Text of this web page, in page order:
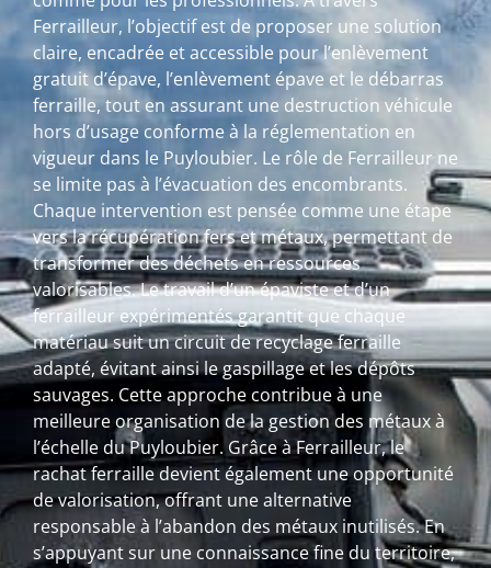
Ferrailleur, l’objectif est de proposer une solution
claire, encadrée et accessible pour l’enlèvement
gratuit d’épave, l’enlèvement épave et le débarras
ferraille, tout en assurant une destruction véhicule
hors d’usage conforme à la réglementation en
vigueur dans le Puyloubier. Le rôle de Ferrailleur ne
se limite pas à l’évacuation des encombrants.
Chaque intervention est pensée comme une étape
vers la récupération fers et métaux, permettant de
transformer des déchets en ressources
valorisables. Le travail d’un épaviste et d’un
ferrailleur expérimentés garantit que chaque
matériau suit un circuit de recyclage ferraille
adapté, évitant ainsi le gaspillage et les dépôts
sauvages. Cette approche contribue à une
meilleure organisation de la gestion des métaux à
l’échelle du Puyloubier. Grâce à Ferrailleur, le
rachat ferraille devient également une opportunité
de valorisation, offrant une alternative
responsable à l’abandon des métaux inutilisés. En
s’appuyant sur une connaissance fine du territoire,